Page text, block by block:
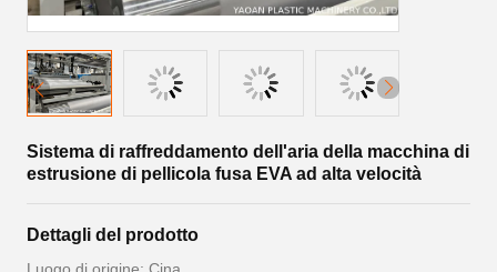
Sistema di raffreddamento dell'aria della macchina di
estrusione di pellicola fusa EVA ad alta velocità
Dettagli del prodotto